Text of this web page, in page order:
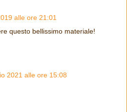
alle ore 21:01
questo bellissimo materiale!
2021 alle ore 15:08